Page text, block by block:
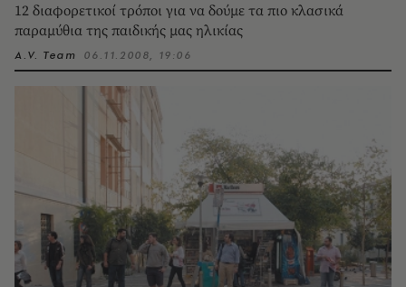
12 διαφορετικοί τρόποι για να δούμε τα πιο κλασικά
παραμύθια της παιδικής μας ηλικίας
A.V. Team 06.11.2008, 19:06